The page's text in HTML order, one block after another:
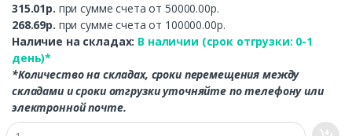
315.01р. при сумме счета от 50000.00р.
268.69р. при сумме счета от 100000.00р.
Наличие на складах: В наличии (срок отгрузки: 0-1
день)*
*Количество на складах, сроки перемещения между
складами и сроки отгрузки уточняйте по телефону или
электронной почте.